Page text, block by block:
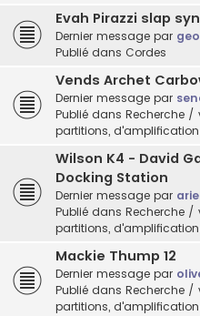
Evah Pirazzi slap
Dernier message par
Publié dans Cordes
Vends Archet
Dernier message par
Publié dans Recherche /
partitions,
Wilson K4 - David
Docking Station
Dernier message par
Publié dans Recherche /
partitions,
Mackie Thump 12
Dernier message par
Publié dans Recherche /
partitions,